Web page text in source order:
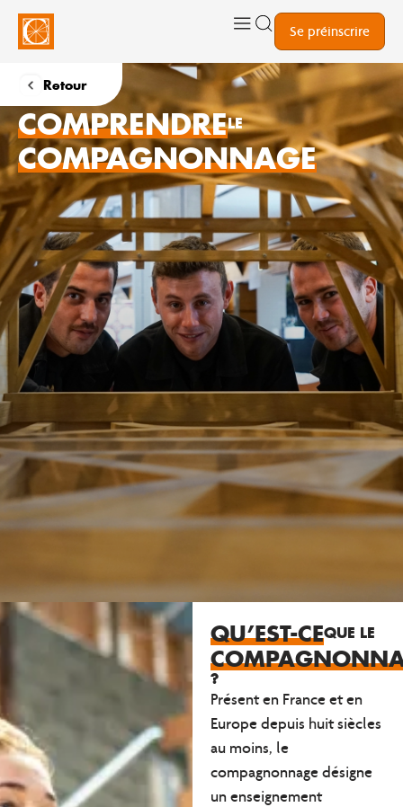
Se préinscrire
Retour
COMPRENDRELE
COMPAGNONNAGE
QU’EST-CEQUE LE
?
Présent en France et en
Europe depuis huit siècles
au moins, le
compagnonnage désigne
unenseignement